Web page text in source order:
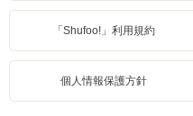
「Shufoo!」利用規約
個人情報保護方針